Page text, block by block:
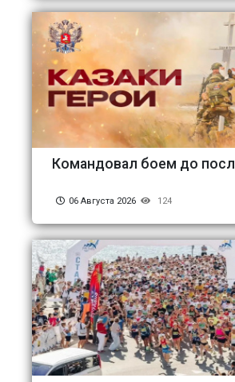
Командовал боем до
06 Августа 2026 124